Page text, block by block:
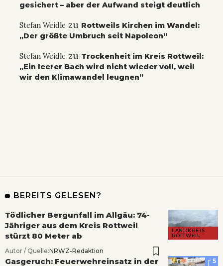
gesichert – aber der Aufwand steigt deutlich
Stefan Weidle zu Rottweils Kirchen im Wandel:
„Der größte Umbruch seit Napoleon“
Stefan Weidle zu Trockenheit im Kreis Rottweil:
„Ein leerer Bach wird nicht wieder voll, weil
wir den Klimawandel leugnen”
BEREITS GELESEN?
LANDKREIS
ROTTWEIL
Tödlicher Bergunfall im Allgäu: 74-
Jähriger aus dem Kreis Rottweil
stürzt 80 Meter ab
Autor / Quelle:NRWZ-Redaktion
5
Gasgeruch: Feuerwehreinsatz in der